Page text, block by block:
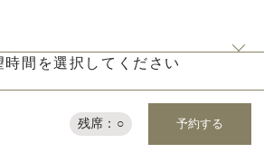
シーポリシー 運営会社情報
末までのご結婚式をご検討の方に限り
時間を選択してください
残席：○ 予約する